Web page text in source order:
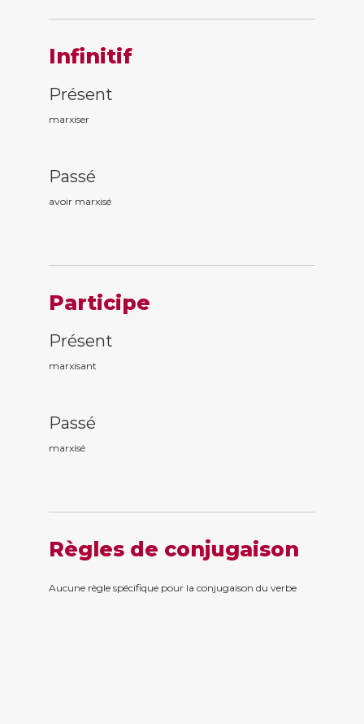
Infinitif
Présent
marxiser
Passé
avoir marxisé
Participe
Présent
marxisant
Passé
marxisé
Règles de conjugaison
Aucune règle spécifique pour la conjugaison du verbe